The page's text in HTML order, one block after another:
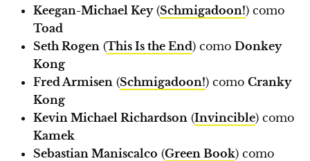
Keegan-Michael Key(Schmigadoon!) como
Toad
Seth Rogen (This Is the End) como Donkey
Kong
Fred Armisen (Schmigadoon!) como Cranky
Kong
Kevin Michael Richardson (Invincible) como
Kamek
Sebastian Maniscalco (Green Book) como